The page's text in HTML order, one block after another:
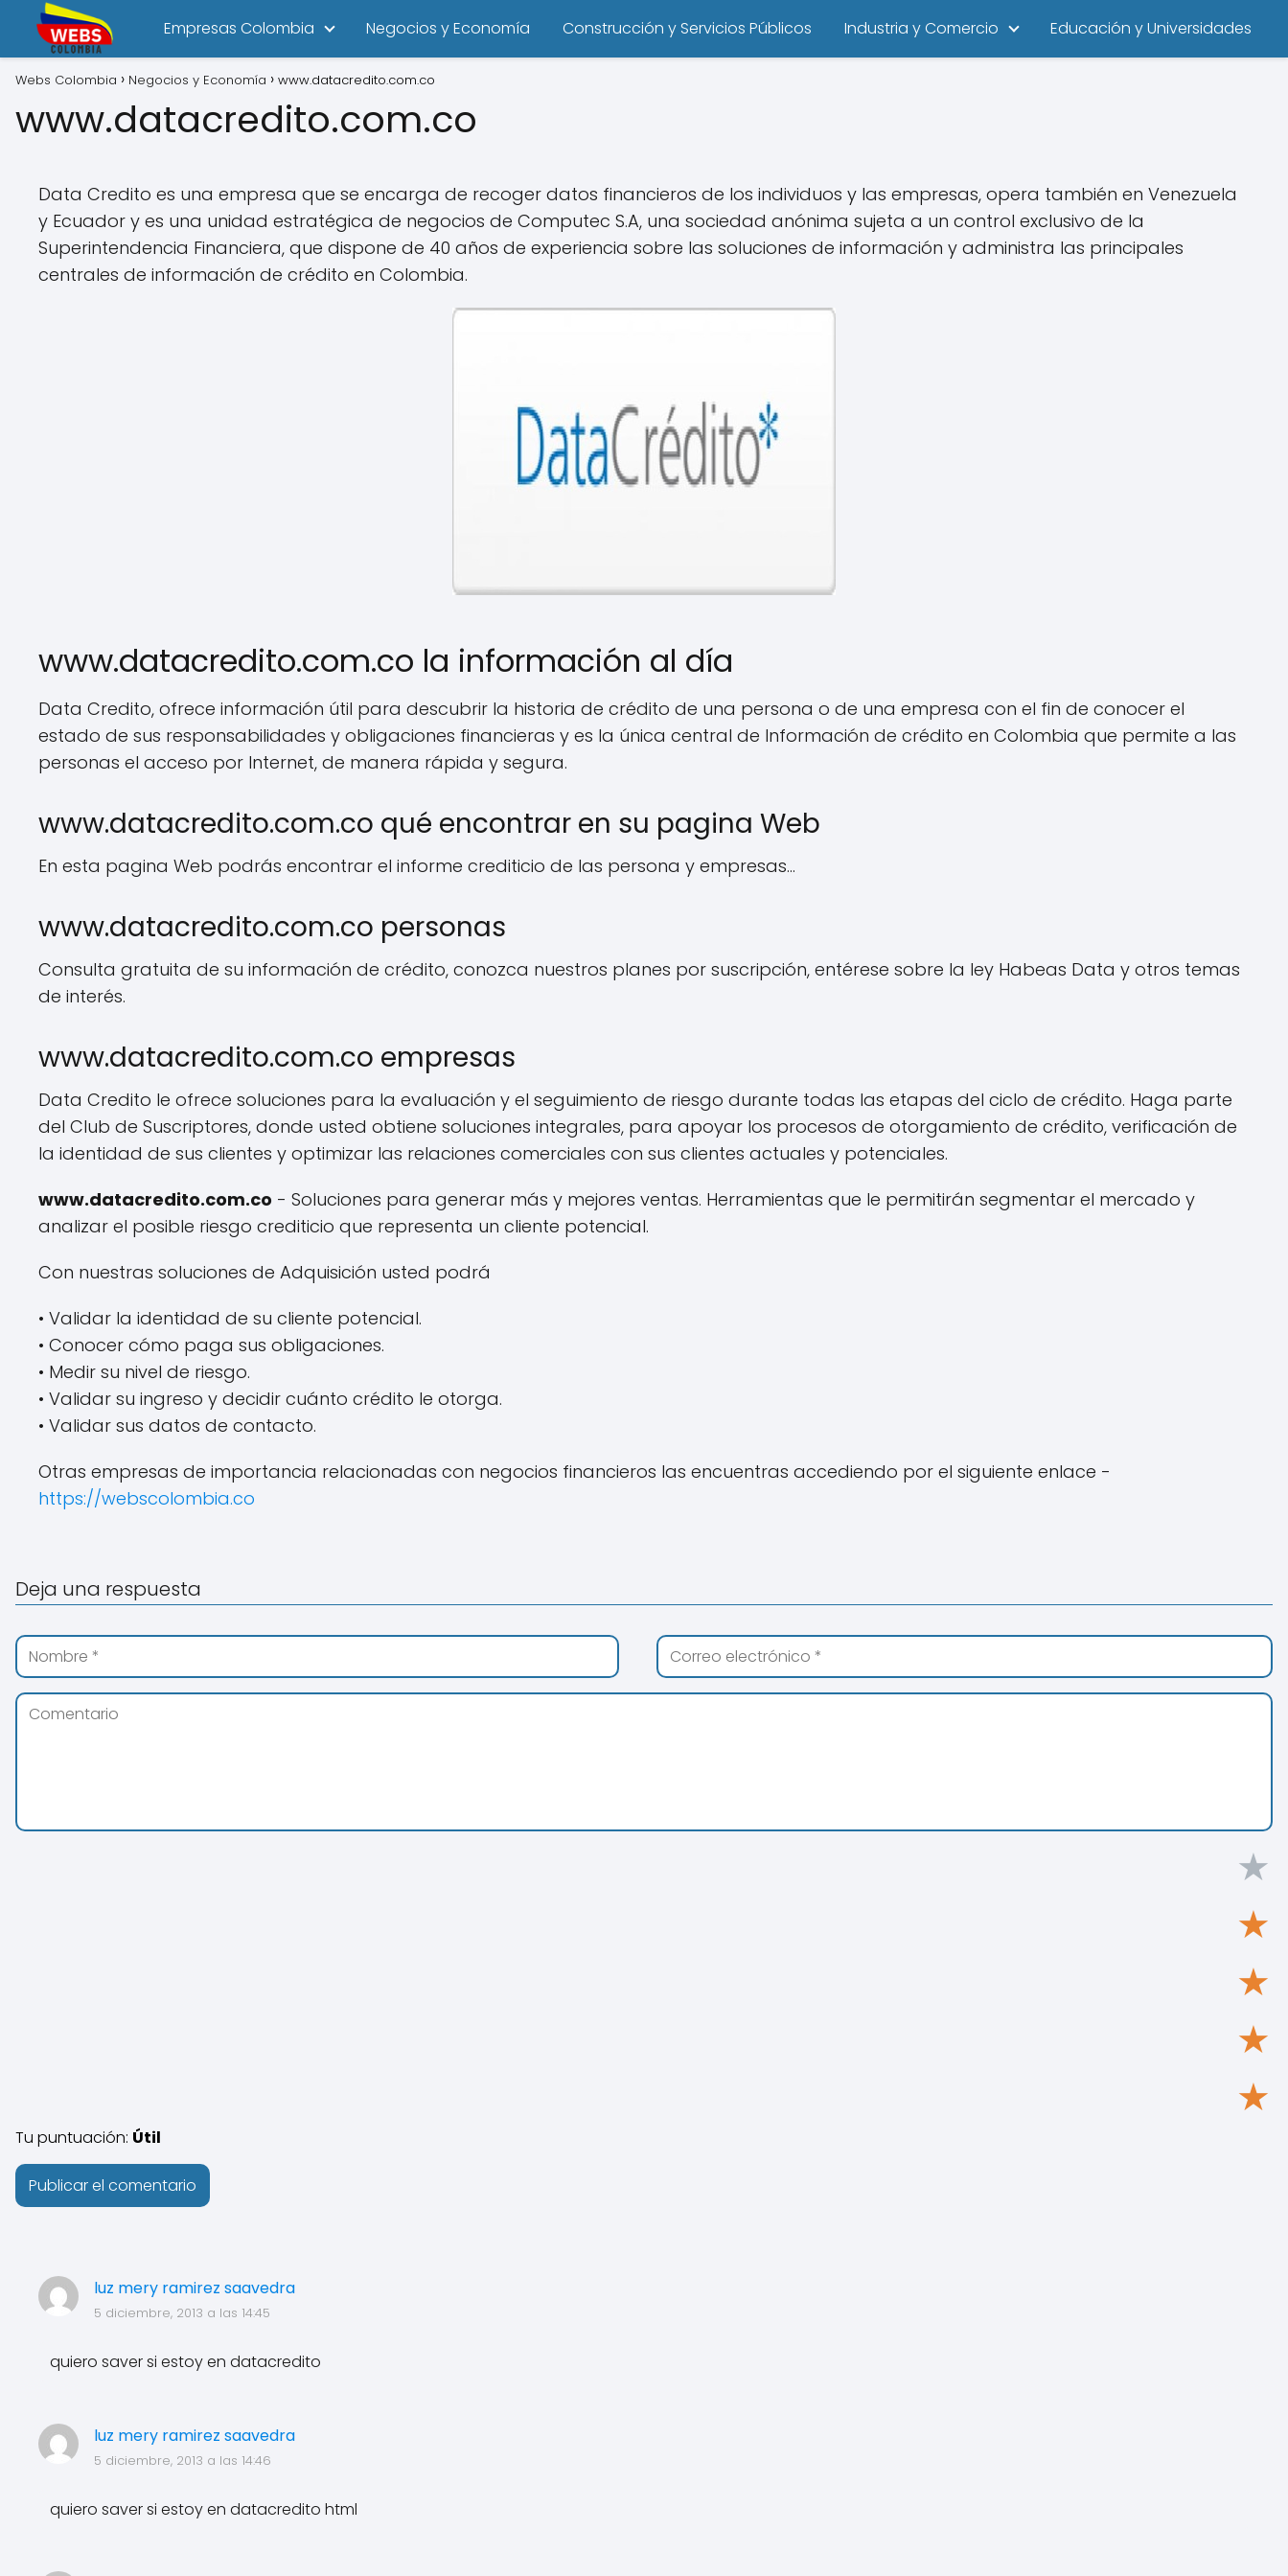
Empresas Colombia Negocios y Economía Construcción y Servicios Públicos Industria y Comercio Educación y Universidades
Webs Colombia Negocios y Economía www.datacredito.com.co
www.datacredito.com.co
Data Credito es una empresa que se encarga de recoger datos financieros de los individuos y las empresas, opera también en Venezuela
y Ecuador y es una unidad estratégica de negocios de Computec S.A, una sociedad anónima sujeta a un control exclusivo de la
Superintendencia Financiera, que dispone de 40 años de experiencia sobre las soluciones de información y administra las principales
centrales de información de crédito en Colombia.
www.datacredito.com.co la información al día
Data Credito, ofrece información útil para descubrir la historia de crédito de una persona o de una empresa con el fin de conocer el
estado de sus responsabilidades y obligaciones financieras y es la única central de Información de crédito en Colombia que permite a las
personas el acceso por Internet, de manera rápida y segura.
www.datacredito.com.co qué encontrar en su pagina Web
En esta pagina Web podrás encontrar el informe crediticio de las persona y empresas…
www.datacredito.com.co personas
Consulta gratuita de su información de crédito, conozca nuestros planes por suscripción, entérese sobre la ley Habeas Data y otros temas
de interés.
www.datacredito.com.co empresas
Data Credito le ofrece soluciones para la evaluación y el seguimiento de riesgo durante todas las etapas del ciclo de crédito. Haga parte
del Club de Suscriptores, donde usted obtiene soluciones integrales, para apoyar los procesos de otorgamiento de crédito, verificación de
la identidad de sus clientes y optimizar las relaciones comerciales con sus clientes actuales y potenciales.
www.datacredito.com.co - Soluciones para generar más y mejores ventas. Herramientas que le permitirán segmentar el mercado y
analizar el posible riesgo crediticio que representa un cliente potencial.
Con nuestras soluciones de Adquisición usted podrá
• Validar la identidad de su cliente potencial.
• Conocer cómo paga sus obligaciones.
• Medir su nivel de riesgo.
• Validar su ingreso y decidir cuánto crédito le otorga.
• Validar sus datos de contacto.
Otras empresas de importancia relacionadas con negocios financieros las encuentras accediendo por el siguiente enlace -
https://webscolombia.co
luz mery ramirez saavedra
5 diciembre, 2013 a las 14:45
quiero saver si estoy en datacredito
luz mery ramirez saavedra
5 diciembre, 2013 a las 14:46
quiero saver si estoy en datacredito html
Deja una respuesta
★
★
★
★
★
Tu puntuación: Útil